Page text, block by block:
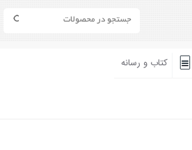
کتاب و رسانه